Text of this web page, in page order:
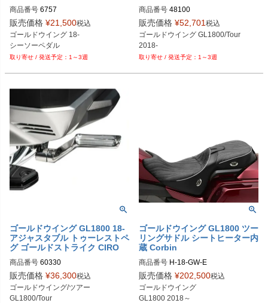
商品番号 6757
販売価格 ¥21,500税込
ゴールドウイング 18-
シーソーペダル
1～3週
商品番号 48100
販売価格 ¥52,701 税込
ゴールドウイング GL1800/Tour
2018-
1～3週
ゴールドウイング GL1800 18-
アジャスタブル トゥーレストペ
グ ゴールドストライク CIRO
商品番号 60330
販売価格 ¥36,300税込
ゴールドウイング/ツアー
GL1800/Tour
ゴールドウイング GL1800 ツー
リングサドル シートヒーター内
蔵 Corbin
商品番号 H-18-GW-E
販売価格 ¥202,500税込
ゴールドウイング
GL1800 2018～